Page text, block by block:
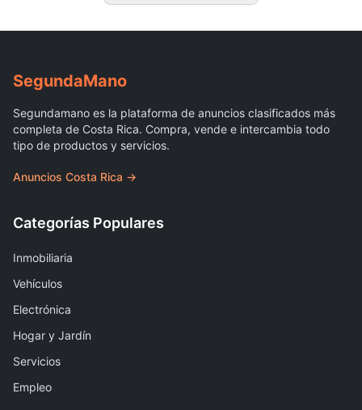
SegundaMano
Segundamano es la plataforma de anuncios clasificados más
completa de Costa Rica. Compra, vende e intercambia todo
tipo de productos y servicios.
Anuncios Costa Rica →
Categorías Populares
Inmobiliaria
Vehículos
Electrónica
Hogar y Jardín
Servicios
Empleo